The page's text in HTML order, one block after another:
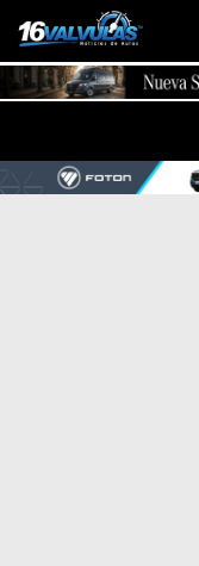
Saltar al contenido